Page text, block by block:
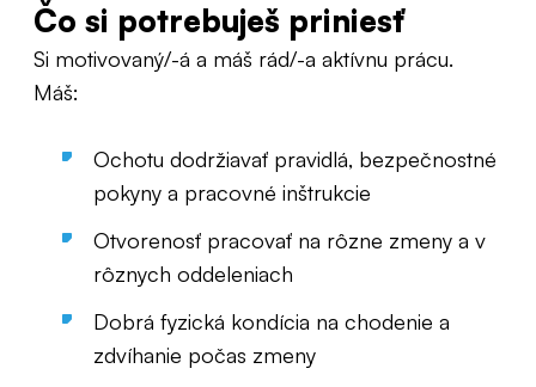
Čo si potrebuješ priniesť
Si motivovaný/-á a máš rád/-a aktívnu prácu.
Máš:
Ochotu dodržiavať pravidlá, bezpečnostné
pokyny a pracovné inštrukcie
Otvorenosť pracovať na rôzne zmeny a v
rôznych oddeleniach
Dobrá fyzická kondícia na chodenie a
zdvíhanie počas zmeny